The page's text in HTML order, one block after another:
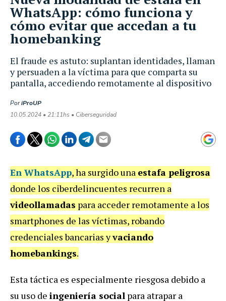
El fraude es astuto: suplantan identidades, llaman
y persuaden a la víctima para que comparta su
pantalla, accediendo remotamente al dispositivo
PoriProUP
10.05.2024 • 21:11hs • Ciberseguridad
WhatsApp: cómo funciona y
cómo evitar que accedan a tu
homebanking
En WhatsApp, ha surgido una estafa peligrosa
donde los ciberdelincuentes recurren a
videollamadas para acceder remotamente a los
smartphones de las víctimas, robando
credenciales bancarias yvaciando
homebankings.
Esta táctica es especialmente riesgosa debido a
su uso de ingeniería social para atrapar a